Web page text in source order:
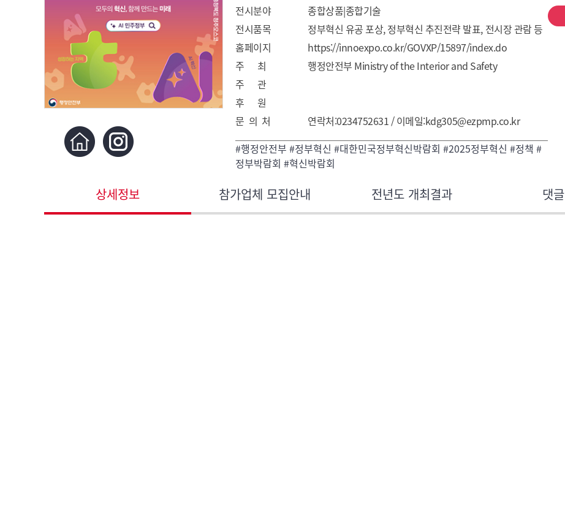
전시분야
종합상품|종합기술
전시품목
정부혁신 유공 포상, 정부혁신 추진전략 발표, 전시장 관람 등
홈페이지
https://innoexpo.co.kr/GOVXP/15897/index.do
주 최
행정안전부 Ministry of the Interior and Safety
주 관
후 원
문 의 처
연락처:0234752631 / 이메일:kdg305@ezpmp.co.kr
#행정안전부 #정부혁신 #대한민국정부혁신박람회 #2025정부혁신 #정책 #
정부박람회 #혁신박람회
상세정보 참가업체 모집안내 전년도 개최결과 댓글